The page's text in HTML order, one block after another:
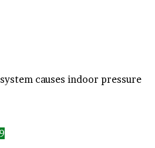
causes indoor pressure